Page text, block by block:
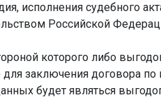
исполнения судебного
Российской
которого либо
заключения договора по
будет являться